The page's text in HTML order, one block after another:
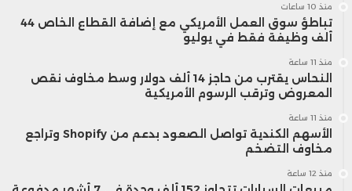
منذ 10 ساعات
تباطؤ سوق العمل الأمريكي مع إضافة القطاع الخاص 44
ألف وظيفة فقط في يوليو
منذ 11 ساعة
النحاس يقترب من حاجز 14 ألف دولار وسط مخاوف نقص
المعروض وترقب الرسوم الأمريكية
منذ 11 ساعة
الأسهم الكندية تواصل الصعود بدعم من Shopify وتراجع
مخاوف التضخم
منذ 12 ساعة